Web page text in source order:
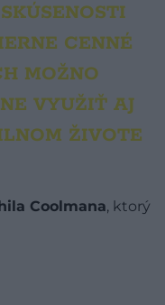
CENNÉ
MOŽNO
VYUŽIŤ AJ
ŽIVOTE
Coolmana, ktorý